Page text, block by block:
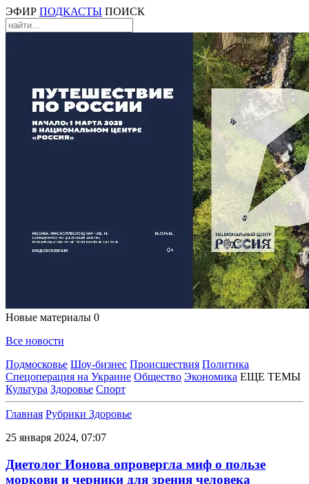
ЭФИР ПОДКАСТЫ ПОИСК
Новые материалы 0
Все новости
Подмосковье Шоу-бизнес Происшествия Политика
Спецоперация на Украине Общество Экономика ЕЩЕ ТЕМЫ
Культура Здоровье Спорт
Главная Рубрики Здоровье
25 января 2024, 07:07
Диетолог Ионова опровергла миф о пользе
моркови и черники для зрения человека